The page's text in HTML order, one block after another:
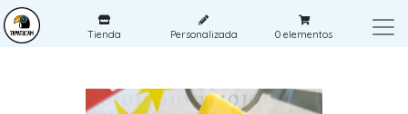
Tienda Personalizada 0 elementos